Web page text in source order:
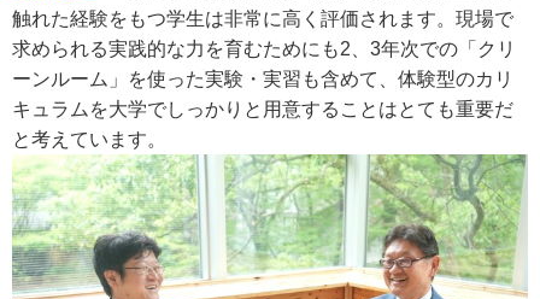
触れた経験をもつ学生は非常に高く評価されます。現場で
求められる実践的な力を育むためにも2、3年次での「クリ
ーンルーム」を使った実験・実習も含めて、体験型のカリ
キュラムを大学でしっかりと用意することはとても重要だ
と考えています。